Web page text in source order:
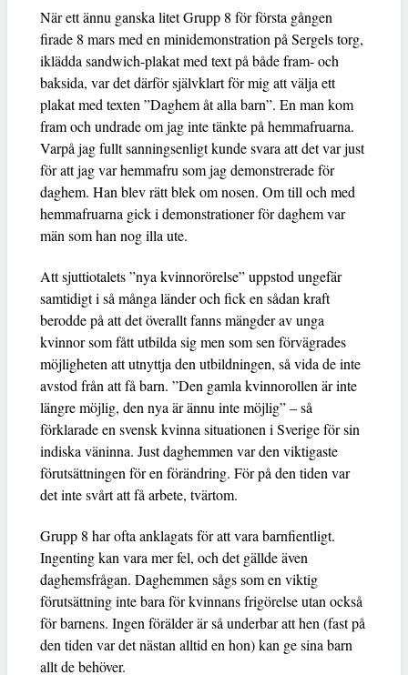
När ett ännu ganska litet Grupp 8 för första gången
firade 8 mars med en minidemonstration på Sergels torg,
iklädda sandwich-plakat med text på både fram- och
baksida, var det därför självklart för mig att välja ett
plakat med texten ”Daghem åt alla barn”. En man kom
fram och undrade om jag inte tänkte på hemmafruarna.
Varpå jag fullt sanningsenligt kunde svara att det var just
för att jag var hemmafru som jag demonstrerade för
daghem. Han blev rätt blek om nosen. Om till och med
hemmafruarna gick i demonstrationer för daghem var
män som han nog illa ute.
Att sjuttiotalets ”nya kvinnorörelse” uppstod ungefär
samtidigt i så många länder och fick en sådan kraft
berodde på att det överallt fanns mängder av unga
kvinnor som fått utbilda sig men som sen förvägrades
möjligheten att utnyttja den utbildningen, så vida de inte
avstod från att få barn. ”Den gamla kvinnorollen är inte
längre möjlig, den nya är ännu inte möjlig” – så
förklarade en svensk kvinna situationen i Sverige för sin
indiska väninna. Just daghemmen var den viktigaste
förutsättningen för en förändring. För på den tiden var
det inte svårt att få arbete, tvärtom.
Grupp 8 har ofta anklagats för att vara barnfientligt.
Ingenting kan vara mer fel, och det gällde även
daghemsfrågan. Daghemmen sågs som en viktig
förutsättning inte bara för kvinnans frigörelse utan också
för barnens. Ingen förälder är så underbar att hen (fast på
den tiden var det nästan alltid en hon) kan ge sina barn
allt de behöver.